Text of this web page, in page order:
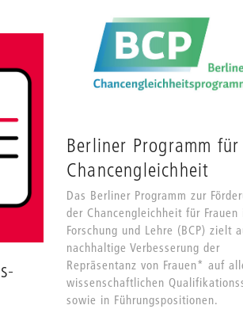
Berliner Programm für
Chancengleichheit
Das Berliner Programm zur
der Chancengleichheit für Frauen
Forschung und Lehre (BCP) zielt
nachhaltige Verbesserung der
Repräsentanz von Frauen* auf
wissenschaftlichen
sowie in Führungspositionen.